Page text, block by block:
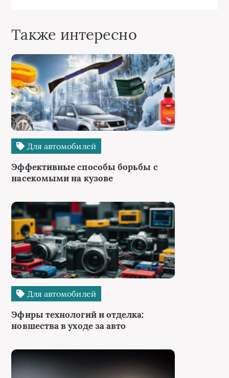
Также интересно
Для автомобилей
Эффективные способы борьбы с
насекомыми на кузове
Для автомобилей
Эфиры технологий и отделка:
новшества в уходе за авто